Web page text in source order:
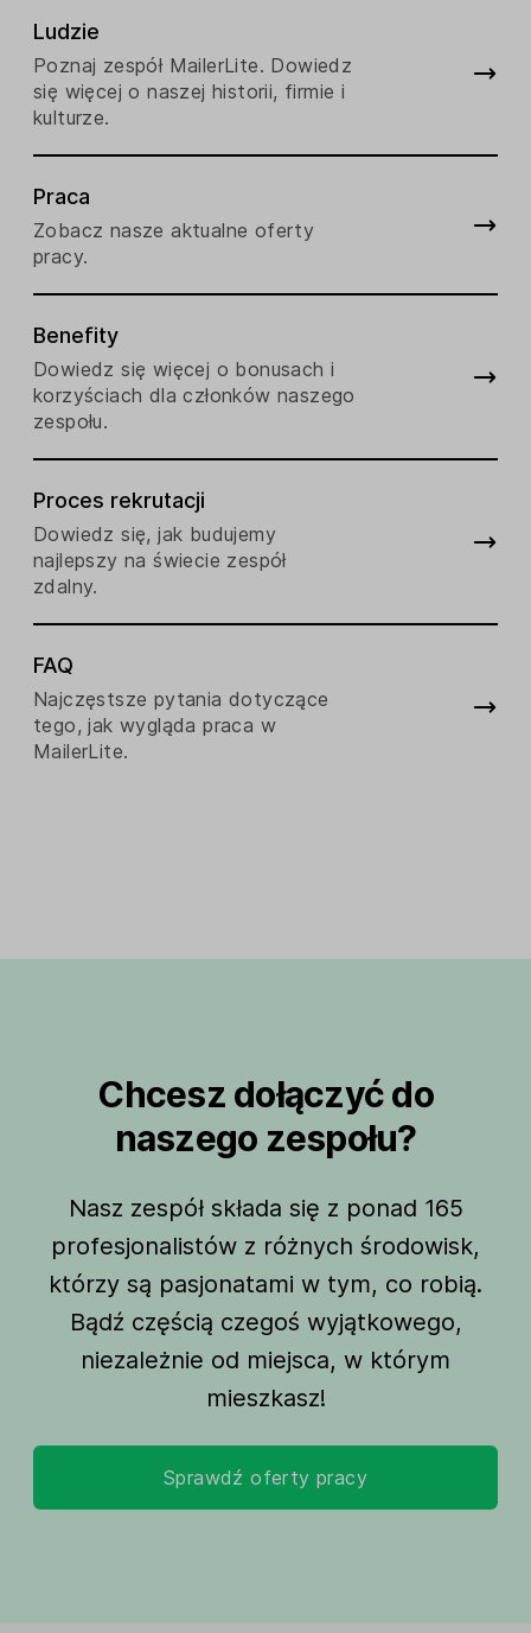
Ludzie
Poznaj zespół MailerLite. Dowiedz
się więcej o naszej historii, firmie i
kulturze.
Praca
Zobacz nasze aktualne oferty
pracy.
Benefity
Dowiedz się więcej o bonusach i
korzyściach dla członków naszego
zespołu.
Proces rekrutacji
Dowiedz się, jak budujemy
najlepszy na świecie zespół
zdalny.
FAQ
Najczęstsze pytania dotyczące
tego, jak wygląda praca w
MailerLite.
Chcesz dołączyć do
naszego zespołu?
Nasz zespół składa się z ponad 165
profesjonalistów z różnych środowisk,
którzy są pasjonatami w tym, co robią.
Bądź częścią czegoś wyjątkowego,
niezależnie od miejsca, w którym
mieszkasz!
Sprawdź oferty pracy